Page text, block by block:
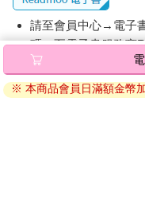
請至會員中心→電子
碼』至電子書服務商
退換貨須知：
因版權保護，您在金
※ 本商品會員日滿額金幣